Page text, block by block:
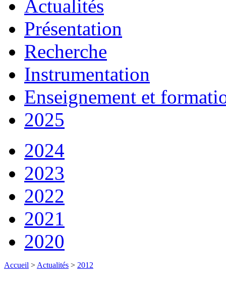
Actualités
Présentation
Recherche
Instrumentation
Enseignement et
2025
2024
2023
2022
2021
2020
Accueil > Actualités > 2012